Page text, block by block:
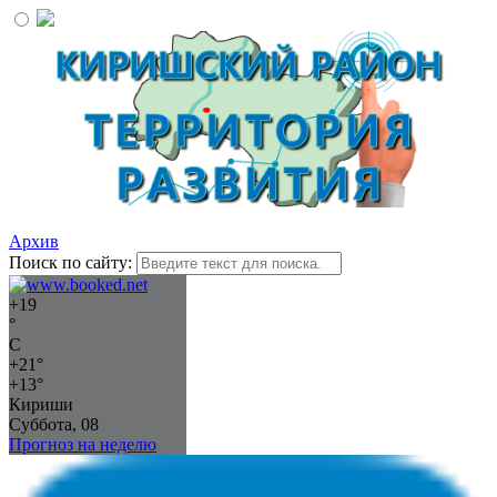
Архив
Поиск по сайту:
+19
°
C
+21°
+13°
Кириши
Суббота, 08
Прогноз на неделю